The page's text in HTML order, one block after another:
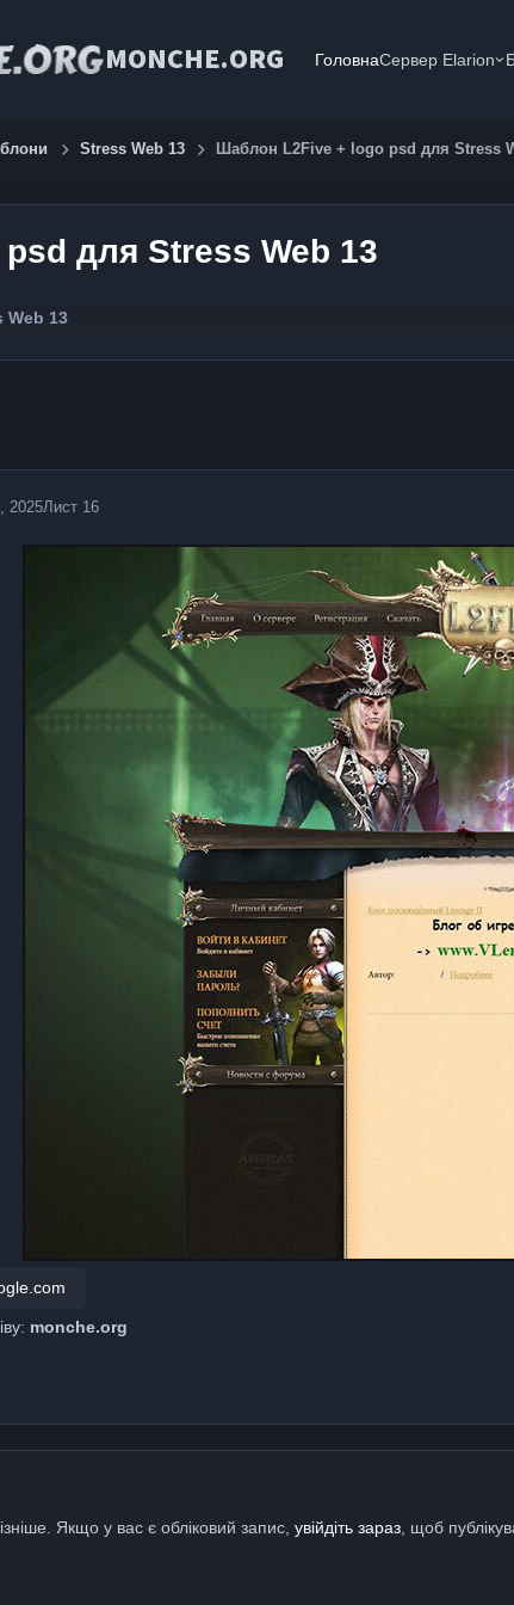
MONCHE.ORG ГоловнаСервер Elarion
Stress Web 13 Шаблон L2Five + logo psd для Stress
для Stress Web 13
Web 13
2025Лист 16
monche.org
Якщо у вас є обліковий запис, увійдіть зараз, щоб